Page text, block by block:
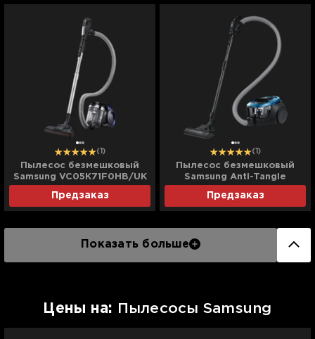
(1)
Пылесос безмешковый
Samsung VC05K71F0HB/UK
Предзаказ
(1)
Пылесос безмешковый
Samsung Anti-Tangle
Предзаказ
Показать больше
Цены на: Пылесосы Samsung